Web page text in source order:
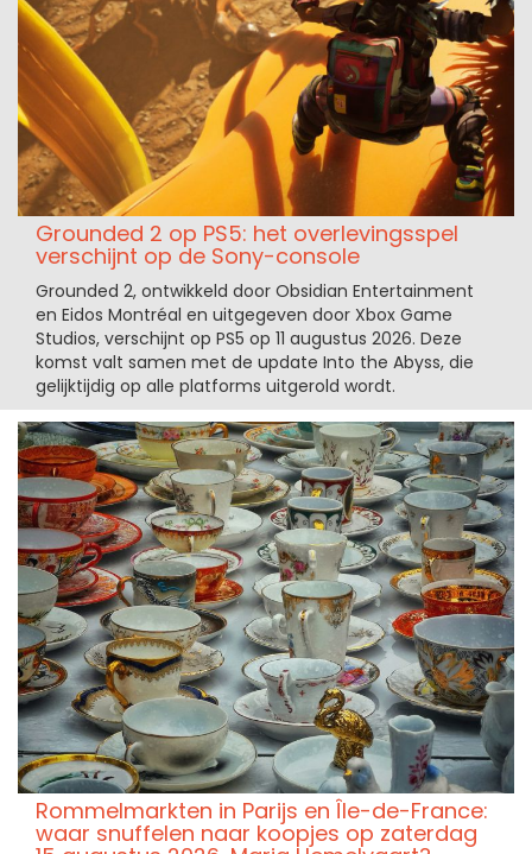
Grounded 2 op PS5: het overlevingsspel
verschijnt op de Sony-console
Grounded 2, ontwikkeld door Obsidian Entertainment
en Eidos Montréal en uitgegeven door Xbox Game
Studios, verschijnt op PS5 op 11 augustus 2026. Deze
komst valt samen met de update Into the Abyss, die
gelijktijdig op alle platforms uitgerold wordt.
Rommelmarkten in Parijs en Île-de-France:
waar snuffelen naar koopjes op zaterdag